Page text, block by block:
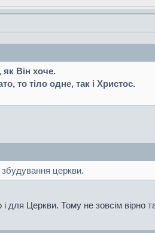
Він хоче.
то тіло одне, так і Христос.
церкви.
Церкви. Тому не зовсім вірно